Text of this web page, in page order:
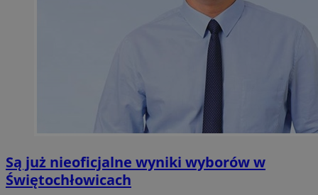
Są już nieoficjalne wyniki wyborów w
Świętochłowicach